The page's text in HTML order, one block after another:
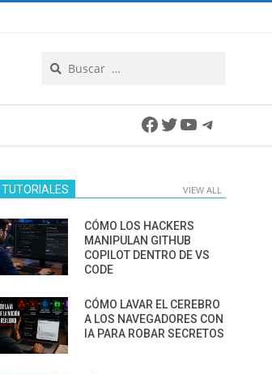
Facebook
Twitter
YouTube
TUTORIALES VIEW ALL
CÓMO LOS HACKERS
MANIPULAN GITHUB
COPILOT DENTRO DE VS
CODE
CÓMO LAVAR EL CEREBRO
A LOS NAVEGADORES CON
IA PARA ROBAR SECRETOS